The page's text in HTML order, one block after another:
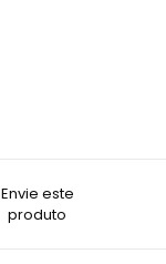
Envie este
produto